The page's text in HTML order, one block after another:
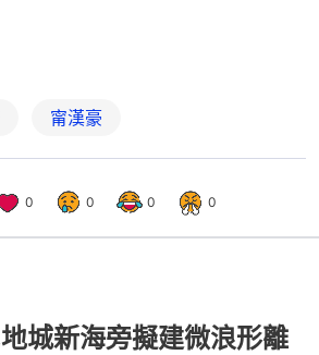
甯漢豪
0 0 0 0
城新海旁擬建微浪形離